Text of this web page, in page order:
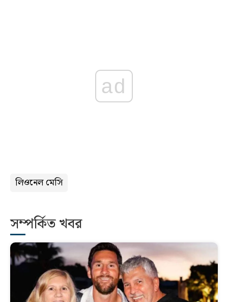
ad
লিওনেল মেসি
সম্পর্কিত খবর